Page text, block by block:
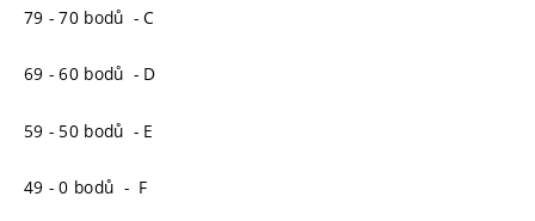
79 - 70 bodů - C
69 - 60 bodů - D
59 - 50 bodů - E
49 - 0 bodů - F